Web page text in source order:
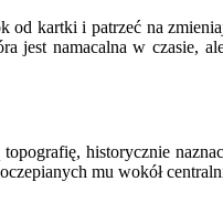
kartki i patrzeć na
namacalna w czasie,
historycznie
mu wokół